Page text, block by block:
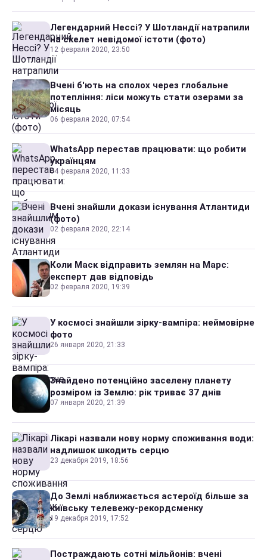
Легендарний Нессі? У Шотландії натрапили
на скелет невідомої істоти (фото)
12 февраля 2020, 23:50
Вчені б'ють на сполох через глобальне
потепління: ліси можуть стати озерами за
місяць
06 февраля 2020, 07:54
WhatsApp перестав працювати: що робити
українцям
04 февраля 2020, 11:33
Вчені знайшли докази існування Атлантиди
(фото)
02 февраля 2020, 22:14
Коли Маск відправить землян на Марс:
експерт дав відповідь
02 февраля 2020, 19:39
У космосі знайшли зірку-вампіра: неймовірне
фото
26 января 2020, 21:33
Знайдено потенційно заселену планету
розміром із Землю: рік триває 37 днів
07 января 2020, 21:39
Лікарі назвали нову норму споживання води:
надлишок шкодить серцю
23 декабря 2019, 18:56
До Землі наближається астероїд більше за
київську телевежу-рекордсменку
19 декабря 2019, 17:52
Постраждають сотні мільйонів: вчені